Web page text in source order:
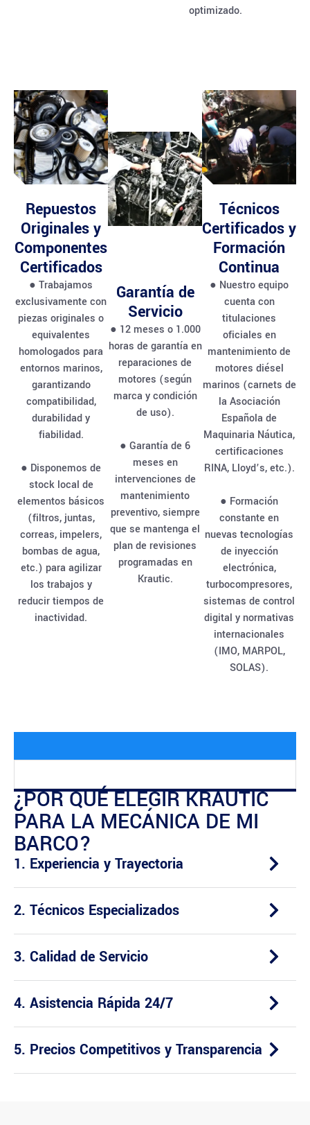
optimizado.
Repuestos
Originales y
Componentes
Certificados
● Trabajamos
exclusivamente con
piezas originales o
equivalentes
homologados para
entornos marinos,
garantizando
compatibilidad,
durabilidad y
fiabilidad.
● Disponemos de
stock local de
elementos básicos
(filtros, juntas,
correas, impelers,
bombas de agua,
etc.) para agilizar
los trabajos y
reducir tiempos de
inactividad.
Garantía de
Servicio
● 12 meses o 1.000
horas de garantía en
reparaciones de
motores (según
marca y condición
de uso).
● Garantía de 6
meses en
intervenciones de
mantenimiento
preventivo, siempre
que se mantenga el
plan de revisiones
programadas en
Krautic.
Técnicos
Certificados y
Formación
Continua
● Nuestro equipo
cuenta con
titulaciones
oficiales en
mantenimiento de
motores diésel
marinos (carnets de
la Asociación
Española de
Maquinaria Náutica,
certificaciones
RINA, Lloyd’s, etc.).
● Formación
constante en
nuevas tecnologías
de inyección
electrónica,
turbocompresores,
sistemas de control
digital y normativas
internacionales
(IMO, MARPOL,
SOLAS).
¿POR QUÉ ELEGIR KRAUTIC
PARA LA MECÁNICA DE MI
BARCO?
1. Experiencia y Trayectoria
2. Técnicos Especializados
3. Calidad de Servicio
4. Asistencia Rápida 24/7
5. Precios Competitivos y Transparencia